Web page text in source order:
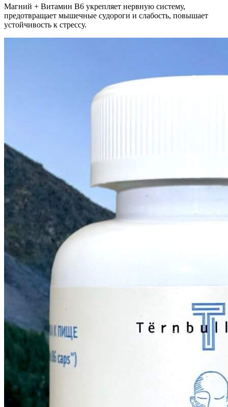
Магний + Витамин B6 укрепляет нервную систему,
предотвращает мышечные судороги и слабость, повышает
устойчивость к стрессу.